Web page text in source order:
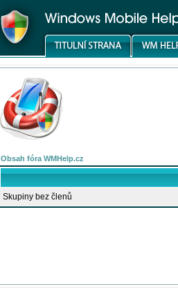
Obsah fóra WMHelp.cz
Skupiny bez členů